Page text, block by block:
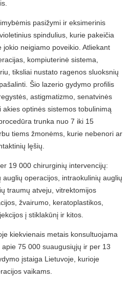
pasižymi ir eksimerinis
spindulius, kurie pakeičia
neigiamo poveikio. Atliekant
kompiuterinė sistema,
tiksliai nustato ragenos sluoksnių
Šio lazerio gydymo profilis
astigmatizmo, senatvinės
optinės sistemos tobulinimą
trunka nuo 7 iki 15
tiems žmonėms, kurie nebenori ar
lęšių.
19 000 chirurginių intervencijų:
operacijos, intraokulinių auglių
traumų atveju, vitrektomijos
žvairumo, keratoplastikos,
į stiklakūnį ir kitos.
kiekvienais metais konsultuojama
75 000 suaugusiųjų ir per 13
įstaiga Lietuvoje, kurioje
vaikams.